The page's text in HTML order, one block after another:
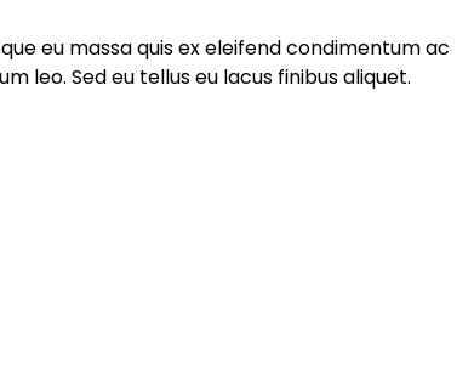
eu massa quis ex eleifend condimentum ac
leo. Sed eu tellus eu lacus finibus aliquet.